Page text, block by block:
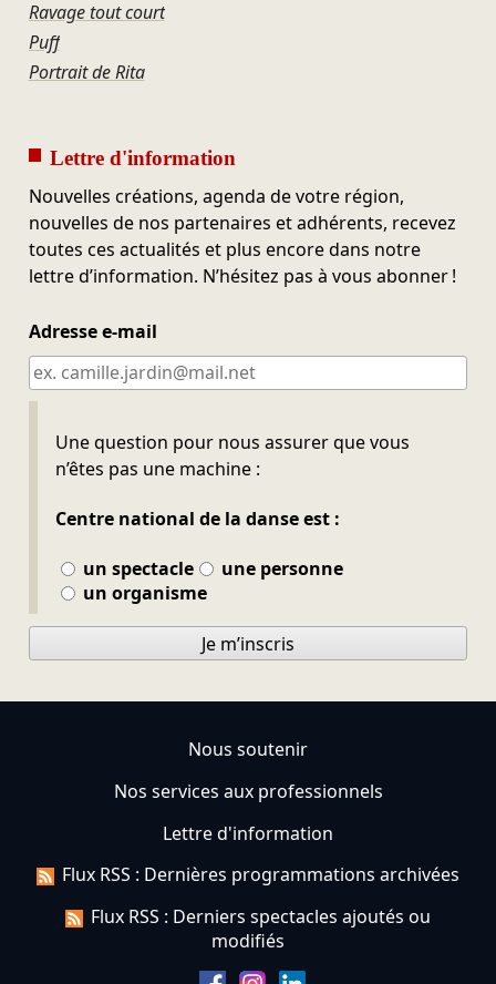
Ravage tout court
Puff
Portrait de Rita
Lettre d'information
Nouvelles créations, agenda de votre région,
nouvelles de nos partenaires et adhérents, recevez
toutes ces actualités et plus encore dans notre
lettre d’information. N’hésitez pas à vous abonner !
Adresse e-mail
Une question pour nous assurer que vous
n’êtes pas une machine :
Centre national de la danse est :
un spectacle
une personne
un organisme
Ne pas remplir
Je m’inscris
Nous soutenir
Nos services aux professionnels
Lettre d'information
Flux RSS : Dernières programmations archivées
Flux RSS : Derniers spectacles ajoutés ou
modifiés